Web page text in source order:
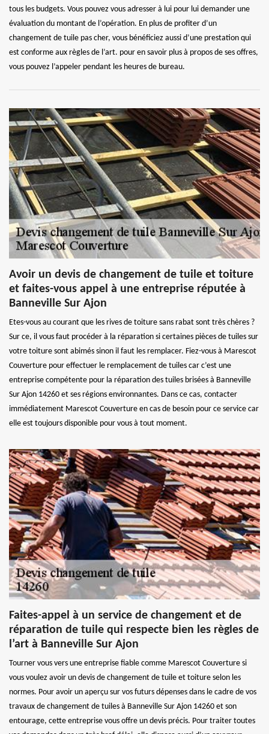
tous les budgets. Vous pouvez vous adresser à lui pour lui demander une
évaluation du montant de l’opération. En plus de profiter d’un
changement de tuile pas cher, vous bénéficiez aussi d’une prestation qui
est conforme aux règles de l’art. pour en savoir plus à propos de ses offres,
vous pouvez l’appeler pendant les heures de bureau.
Avoir un devis de changement de tuile et toiture
et faites-vous appel à une entreprise réputée à
Banneville Sur Ajon
Etes-vous au courant que les rives de toiture sans rabat sont très chères ?
Sur ce, il vous faut procéder à la réparation si certaines pièces de tuiles sur
votre toiture sont abimés sinon il faut les remplacer. Fiez-vous à Marescot
Couverture pour effectuer le remplacement de tuiles car c’est une
entreprise compétente pour la réparation des tuiles brisées à Banneville
Sur Ajon 14260 et ses régions environnantes. Dans ce cas, contacter
immédiatement Marescot Couverture en cas de besoin pour ce service car
elle est toujours disponible pour vous à tout moment.
Faites-appel à un service de changement et de
réparation de tuile qui respecte bien les règles de
l’art à Banneville Sur Ajon
Tourner vous vers une entreprise fiable comme Marescot Couverture si
vous voulez avoir un devis de changement de tuile et toiture selon les
normes. Pour avoir un aperçu sur vos futurs dépenses dans le cadre de vos
travaux de changement de tuiles à Banneville Sur Ajon 14260 et son
entourage, cette entreprise vous offre un devis précis. Pour traiter toutes